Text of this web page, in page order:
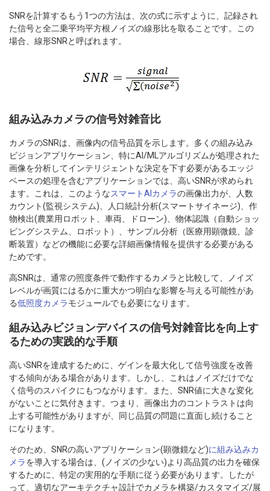
SNRを計算するもう1つの方法は、次の式に示すように、記録され
た信号と全二乗平均平方根ノイズの線形比を取ることです。この
場合、線形SNRと呼ばれます。
組み込みカメラの信号対雑音比
カメラのSNRは、画像内の信号品質を示します。多くの組み込み
ビジョンアプリケーション、特にAI/MLアルゴリズムが処理された
画像を分析してインテリジェントな決定を下す必要があるエッジ
ベースの処理を含むアプリケーションでは、高いSNRが求められ
ます。これは、このようなスマートAIカメラの画像出力が、人数
カウント(監視システム)、人口統計分析(スマートサイネージ)、作
物検出(農業用ロボット、車両、ドローン)、物体認識（自動ショッ
ピングシステム、ロボット）、サンプル分析（医療用顕微鏡、診
断装置）などの機能に必要な詳細画像情報を提供する必要がある
ためです。
高SNRは、通常の照度条件で動作するカメラと比較して、ノイズ
レベルが画質にはるかに重大かつ明白な影響を与える可能性があ
る低照度カメラモジュールでも必要になります。
組み込みビジョンデバイスの信号対雑音比を向上す
るための実践的な手順
高いSNRを達成するために、ゲインを最大化して信号強度を改善
する傾向がある場合があります。しかし、これはノイズだけでな
く信号のスパイクにもつながります。また、SNR値に大きな変化
がないことに気付きます。つまり、画像出力のコントラストは向
上する可能性がありますが、同じ品質の問題に直面し続けること
になります。
そのため、SNRの高いアプリケーション(顕微鏡など)に組み込みカ
メラを導入する場合は、(ノイズの少ない)より高品質の出力を確保
するために、特定の実用的な手順に従う必要があります。したが
って、適切なアーキテクチャ設計でカメラを構築/カスタマイズ/展